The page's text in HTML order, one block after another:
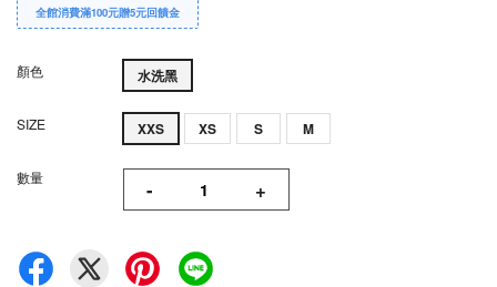
全館消費滿100元贈5元回饋金
顏色 水洗黑
SIZE XXS XS S M
數量 - +